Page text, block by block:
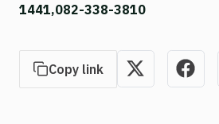
1441,082-338-3810
Copy link